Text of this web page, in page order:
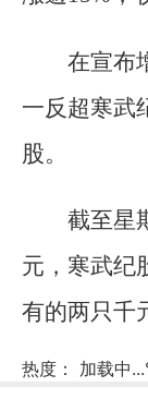
在宣布
一反超寒武
股。
截至星
元，寒武纪
有的两只千
热度： 加载中...